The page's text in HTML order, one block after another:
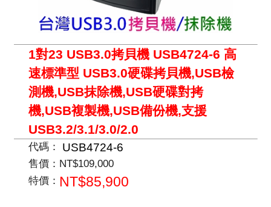
1對23 USB3.0拷貝機 USB4724-6 高
速標準型 USB3.0硬碟拷貝機,USB檢
測機,USB抹除機,USB硬碟對拷
機,USB複製機,USB備份機,支援
USB3.2/3.1/3.0/2.0
代碼： USB4724-6
售價： NT$109,000
特價： NT$85,900